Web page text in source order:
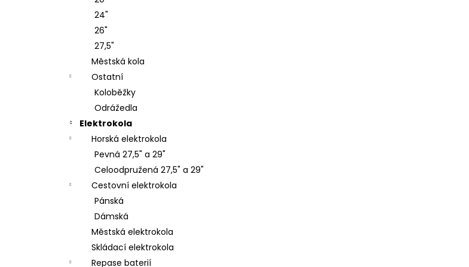
24"
26"
27,5"
Městská kola
Ostatní
Koloběžky
Odrážedla
Elektrokola
Horská elektrokola
Pevná 27,5" a 29"
Celoodpružená 27,5" a 29"
Cestovní elektrokola
Pánská
Dámská
Městská elektrokola
Skládací elektrokola
Repase baterií
KOLO ROCK MACHINE CATHERINE CRB
20-29 GLOSS DARK BLUE/PINK/SILVER
38 990 Kč